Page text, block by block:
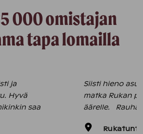
000 omistajan
tapa lomailla
ja
Hyvä
saa
Siisti hieno
matka Rukan
äärelle.